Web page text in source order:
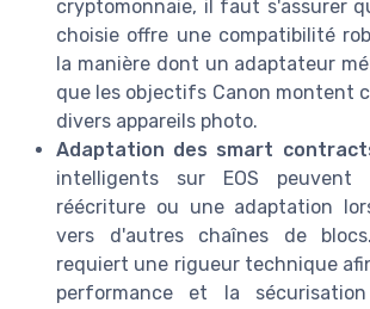
cryptomonnaie, il faut s'assurer
choisie offre une compatibilité
la manière dont un adaptateur
que les objectifs Canon montent
divers appareils photo.
Adaptation des smart
intelligents sur EOS peuvent
réécriture ou une adaptation
vers d'autres chaînes de
requiert une rigueur technique
performance et la